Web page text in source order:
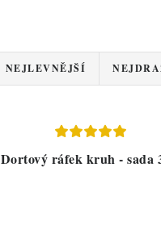
NEJLEVNĚJŠÍ
Dortový ráfek kruh - sada